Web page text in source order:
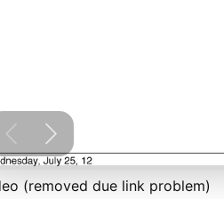
(removed due link problem)